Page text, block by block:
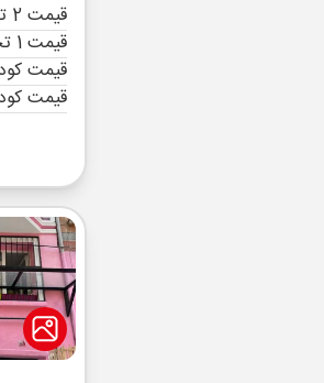
قیمت 2 تخته (هرنفر)
قیمت 1 تخته (هرنفر)
قیمت
قیمت